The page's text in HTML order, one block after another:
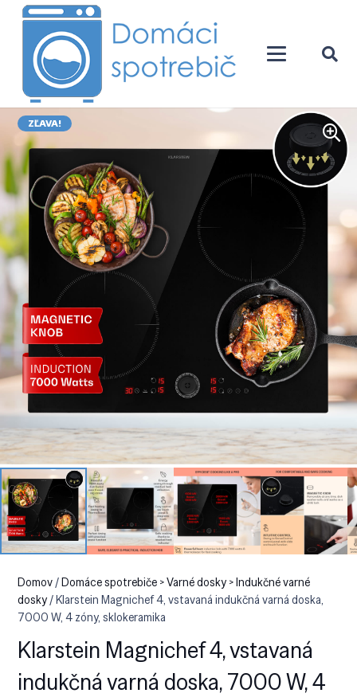
ZĽAVA!
Domov/Domáce spotrebiče > Varné dosky > Indukčné varné
dosky/ Klarstein Magnichef 4, vstavaná indukčná varná doska,
7000 W, 4 zóny, sklokeramika
Klarstein Magnichef 4, vstavaná
indukčná varná doska, 7000 W, 4